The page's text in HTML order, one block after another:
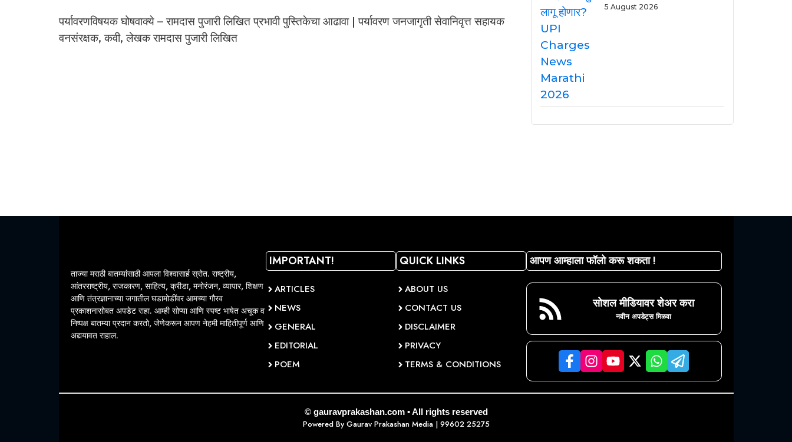
पर्यावरणविषयक घोषवाक्ये – रामदास पुजारी लिखित प्रभावी पुस्तिकेचा आढावा | पर्यावरण जनजागृती सेवानिवृत्त सहायक
वनसंरक्षक, कवी, लेखक रामदास पुजारी लिखित
5 August 2026
ताज्या मराठी बातम्यांसाठी आपला विश्वासार्ह स्रोत. राष्ट्रीय,
आंतरराष्ट्रीय, राजकारण, साहित्य, क्रीडा, मनोरंजन, व्यापार, शिक्षण
आणि तंत्रज्ञानाच्या जगातील घडामोडींवर आमच्या गौरव
प्रकाशनासोबत अपडेट राहा. आम्ही सोप्या आणि स्पष्ट भाषेत अचूक व
निष्पक्ष बातम्या प्रदान करतो, जेणेकरून आपण नेहमी माहितीपूर्ण आणि
अद्ययावत राहाल.
IMPORTANT!
ARTICLES
NEWS
GENERAL
EDITORIAL
POEM
QUICK LINKS
ABOUT US
CONTACT US
DISCLAIMER
PRIVACY
TERMS & CONDITIONS
आपण आम्हाला फॉलो करू शकता !
सोशल मीडियावर शेअर करा
नवीन अपडेट्स मिळवा
© gauravprakashan.com • All rights reserved
Powered By Gaurav Prakashan Media| 99602 25275